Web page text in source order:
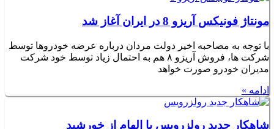
مونتاژ فونیکس آریزو 8 در ایران آغاز شد
با توجه به مصاحبه اخیر دولت مردان درباره عرضه خودروها توسط
شرکت ها، فروش آریزو ۸ هم به احتمال زیاد توسط خود شرکت
مدیران خودرو صورت خواهد
ادامه »
شاهکار جدید رولزرویس با الهام از خورشید